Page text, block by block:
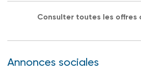
Consulter toutes les offres
Annonces sociales